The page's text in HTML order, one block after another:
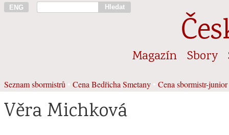
ENG Hledat
Magazín Sbory
Seznam sbormistrů Cena Bedřicha Smetany Cena sbormistr-junior
Věra Michková